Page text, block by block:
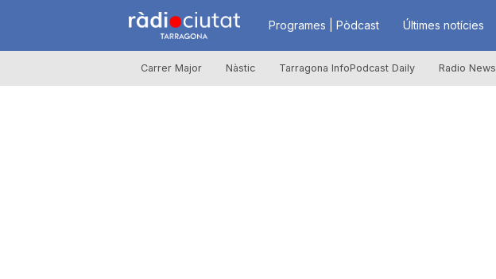
R
à
Programes | Pòdcast Últimes notícies
Carrer Major Nàstic Tarragona InfoPodcast Daily Radio News